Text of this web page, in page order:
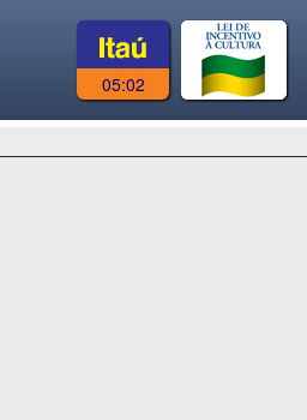
05:02